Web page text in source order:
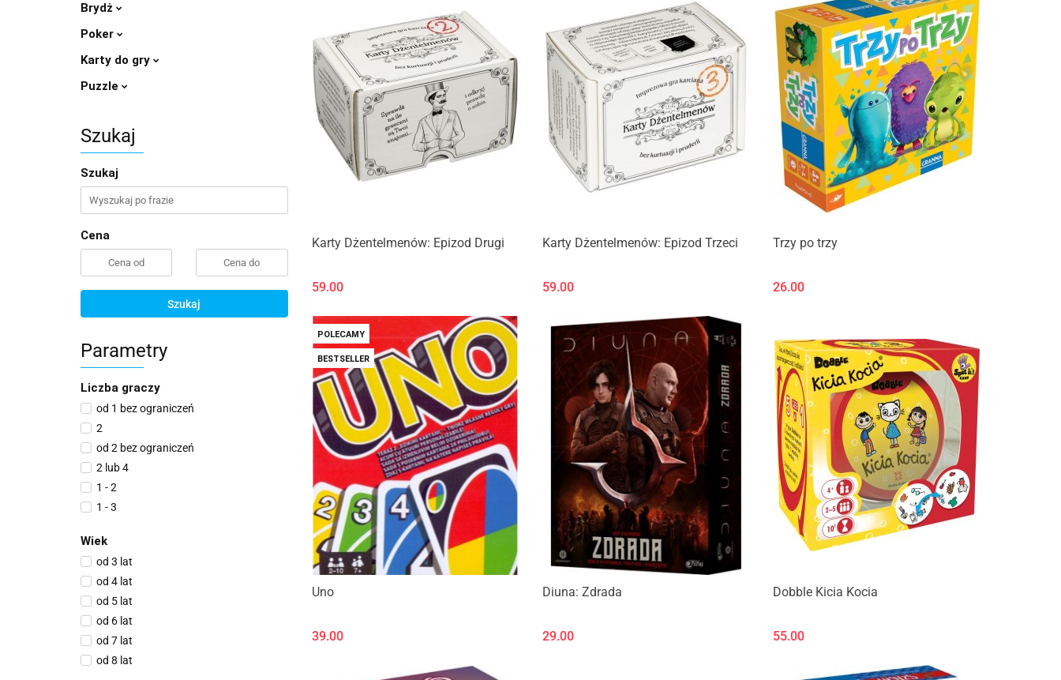
Brydż
Poker
Karty do gry
Puzzle
Szukaj
Szukaj
Cena
Szukaj
Parametry
Liczba graczy
od 1 bez ograniczeń
2
od 2 bez ograniczeń
2 lub 4
1 - 2
1 - 3
1 - 5
1 - 8
2 - 4
2 - 5
2 - 6
2 - 7
2 - 8
Wiek
od 3 lat
od 4 lat
od 5 lat
od 6 lat
od 7 lat
od 8 lat
Karty Dżentelmenów: Epizod Drugi
59.00
Karty Dżentelmenów: Epizod Trzeci
59.00
Trzy po trzy
26.00
POLECAMY
BESTSELLER
Uno
39.00
Diuna: Zdrada
29.00
Dobble Kicia Kocia
55.00